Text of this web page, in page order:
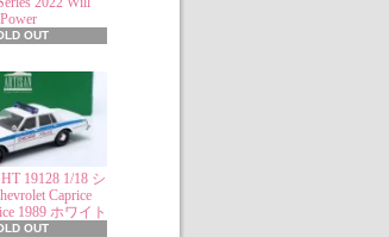
Power
OUT
19128 1/18 シ
Caprice
1989 ホワイト
OUT